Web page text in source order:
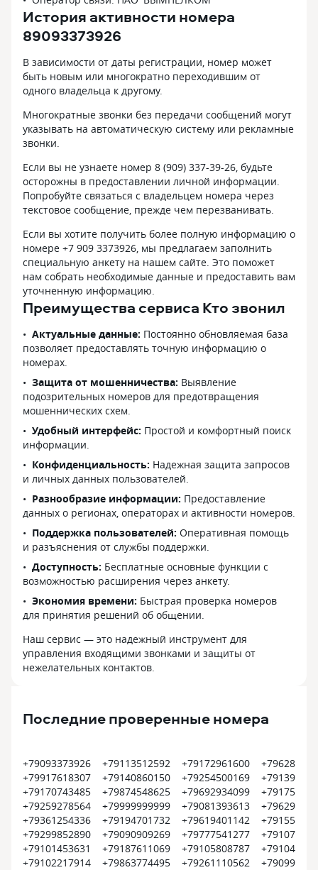
История активности номера
89093373926
В зависимости от даты регистрации, номер может
быть новым или многократно переходившим от
одного владельца к другому.
Многократные звонки без передачи сообщений могут
указывать на автоматическую систему или рекламные
звонки.
Если вы не узнаете номер 8 (909) 337-39-26, будьте
осторожны в предоставлении личной информации.
Попробуйте связаться с владельцем номера через
текстовое сообщение, прежде чем перезванивать.
Если вы хотите получить более полную информацию о
номере +7 909 3373926, мы предлагаем заполнить
специальную анкету на нашем сайте. Это поможет
нам собрать необходимые данные и предоставить вам
уточненную информацию.
Преимущества сервиса Кто звонил
Актуальные данные: Постоянно обновляемая база
позволяет предоставлять точную информацию о
номерах.
Защита от мошенничества: Выявление
подозрительных номеров для предотвращения
мошеннических схем.
Удобный интерфейс: Простой и комфортный поиск
информации.
Конфиденциальность: Надежная защита запросов
и личных данных пользователей.
Разнообразие информации: Предоставление
данных о регионах, операторах и активности номеров.
Поддержка пользователей: Оперативная помощь
и разъяснения от службы поддержки.
Доступность: Бесплатные основные функции с
возможностью расширения через анкету.
Экономия времени: Быстрая проверка номеров
для принятия решений об общении.
Наш сервис — это надежный инструмент для
управления входящими звонками и защиты от
нежелательных контактов.
Последние проверенные номера
+79093373926
+79917618307
+79170743485
+79259278564
+79361254336
+79299852890
+79101453631
+79102217914
+79113512592
+79140860150
+79874548625
+79999999999
+79194701732
+79090909269
+79187611069
+79863774495
+79172961600
+79254500169
+79692934099
+79081393613
+79619401142
+79777541277
+79105808787
+79261110562